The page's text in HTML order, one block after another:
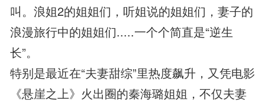
叫。浪姐2的姐姐们，听姐说的姐姐们，妻子的
浪漫旅行中的姐姐们.....一个个简直是“逆生
长”。
特别是最近在“夫妻甜综”里热度飙升，又凭电影
《悬崖之上》火出圈的秦海璐姐姐，不仅夫妻